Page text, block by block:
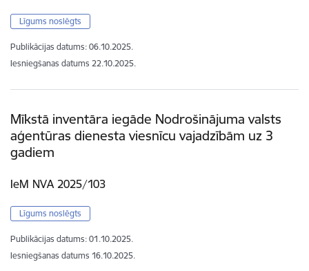
Līgums noslēgts
Publikācijas datums: 06.10.2025.
Iesniegšanas datums 22.10.2025.
Mīkstā inventāra iegāde Nodrošinājuma valsts
aģentūras dienesta viesnīcu vajadzībām uz 3
gadiem
IeM NVA 2025/103
Līgums noslēgts
Publikācijas datums: 01.10.2025.
Iesniegšanas datums 16.10.2025.